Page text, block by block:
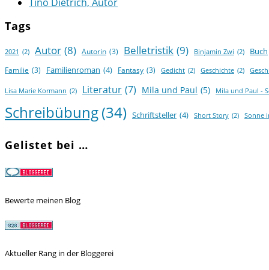
Tags
2021 (2) Autor (8) Autorin (3) Belletristik (9) Binjamin Zwi (2) Buch
Familie (3) Familienroman (4) Fantasy (3) Gedicht (2) Geschichte (2)
Lisa Marie Kormann (2) Literatur (7) Mila und Paul (5) Mila und Paul -
Schreibübung(34) Schriftsteller (4) Short Story (2) Sonne
Gelistet bei …
Bewerte meinen Blog
Aktueller Rang in der Bloggerei